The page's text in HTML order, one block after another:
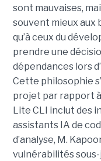
sont mauvaises,
souvent mieux aux
qu’à ceux du
prendre une
dépendances lors
Cette philosophie
projet par rapport à
Lite CLI inclut des
assistants IA de
d’analyse, M.
vulnérabilités